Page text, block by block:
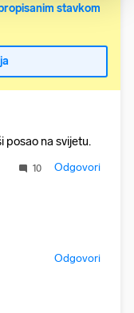
stavkom
posao na svijetu.
10 Odgovori
Odgovori